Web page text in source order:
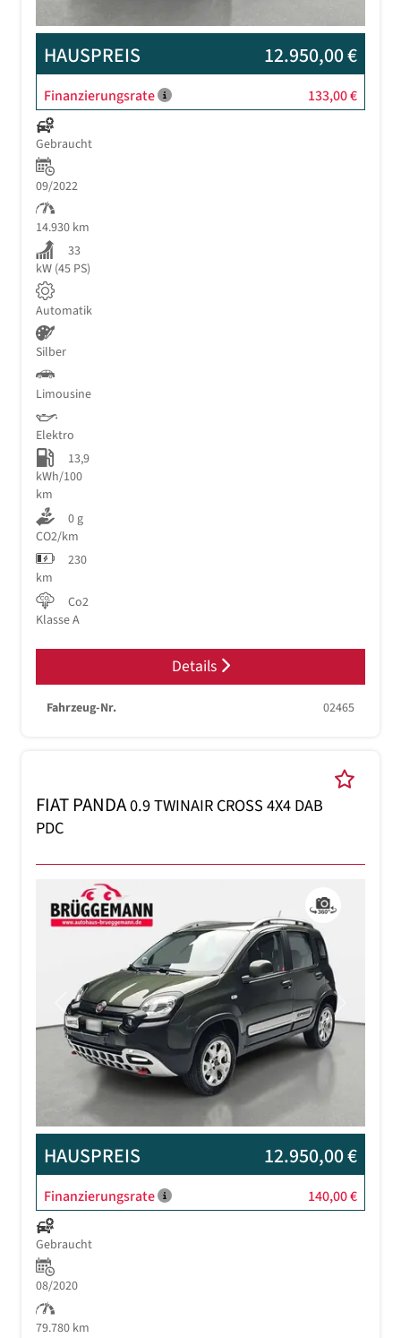
HAUSPREIS 12.950,00 €
Finanzierungsrate 133,00 €
Gebraucht
09/2022
14.930 km
33
kW (45 PS)
Automatik
Silber
Limousine
Elektro
13,9
kWh/100
km
0 g
CO2/km
230
km
Co2
Klasse A
Details
Fahrzeug-Nr. 02465
FIAT PANDA0.9 TWINAIR CROSS 4X4 DAB
PDC
Previous
HAUSPREIS 12.950,00 €
Finanzierungsrate 140,00 €
Gebraucht
08/2020
79.780 km